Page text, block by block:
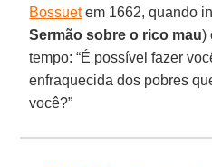
Bossuetem 1662, quando
Sermão sobre o rico mau)
tempo: “É possível fazer
enfraquecida dos pobres
você?”